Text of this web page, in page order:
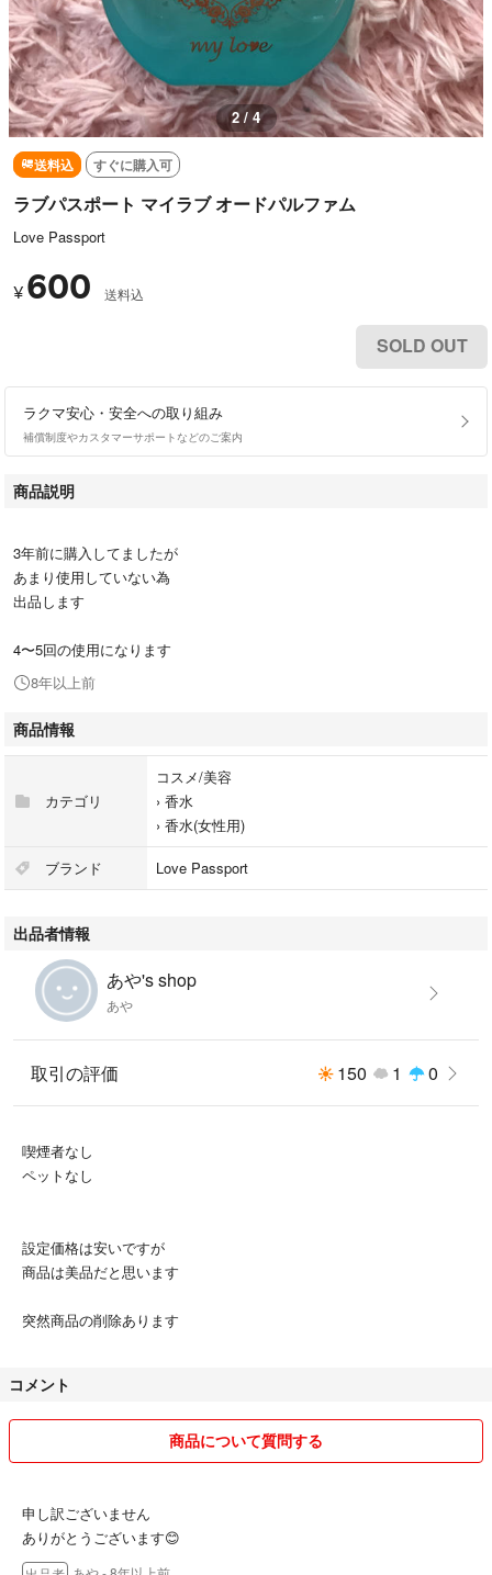
3 / 4
送料込 すぐに購入可
ラブパスポート マイラブ オードパルファム
Love Passport
¥ 600 送料込
SOLD OUT
ラクマ安心・安全への取り組み
補償制度やカスタマーサポートなどのご案内
商品説明
3年前に購入してましたが
あまり使用していない為
出品します
4〜5回の使用になります
8年以上前
商品情報
カテゴリ
コスメ/美容
› 香水
› 香水(女性用)
ブランド Love Passport
出品者情報
あや's shop
あや
取引の評価 150 1 0
喫煙者なし
ペットなし
設定価格は安いですが
商品は美品だと思います
突然商品の削除あります
コメント
商品について質問する
申し訳ございません
ありがとうございます😊